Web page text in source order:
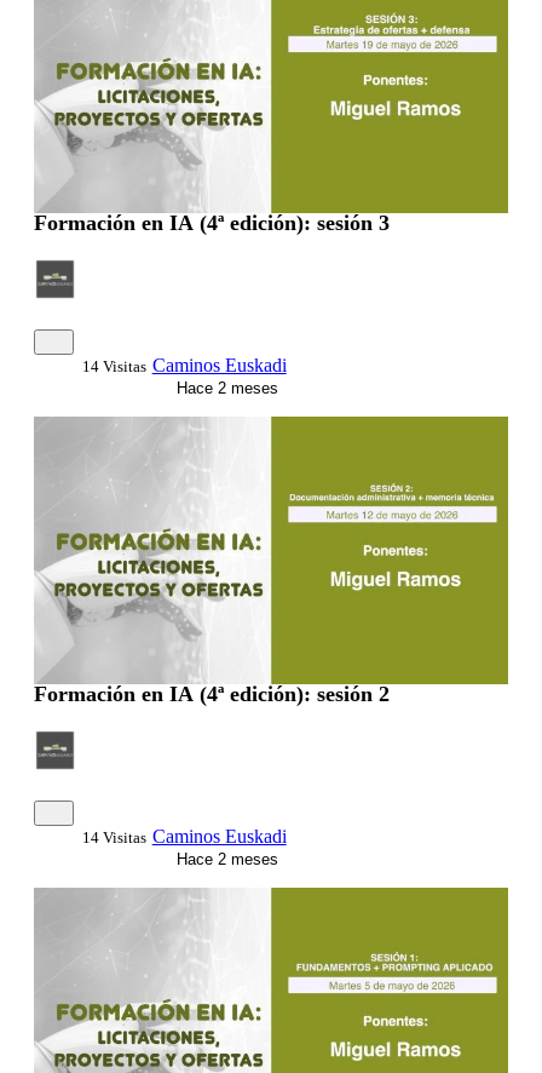
Formación en IA (4ª edición): sesión 3
14 Visitas Caminos Euskadi
Hace 2 meses
Formación en IA (4ª edición): sesión 2
14 Visitas Caminos Euskadi
Hace 2 meses